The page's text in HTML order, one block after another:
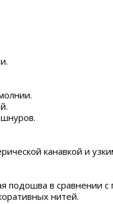
канавкой и
подошва в сравнении с
нитей.